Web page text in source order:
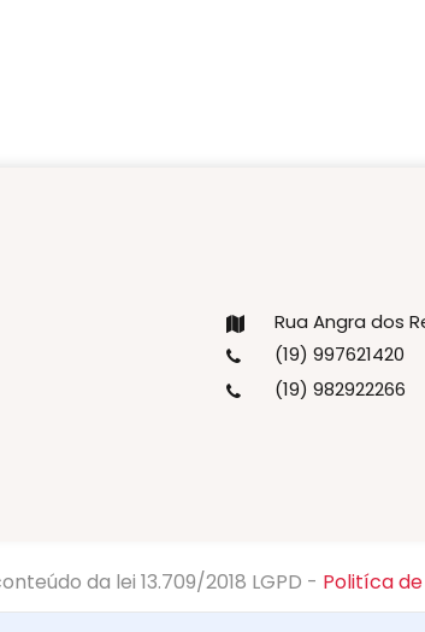
Rua Angra dos
(19) 997621420
(19) 982922266
da lei 13.709/2018 LGPD - Politíca